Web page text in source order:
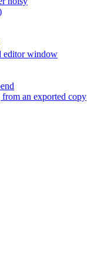
editor window
an exported copy